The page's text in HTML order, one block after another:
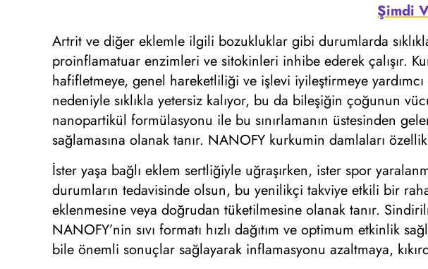
Şimdi
Artrit ve diğer eklemle ilgili bozukluklar gibi durumlarda
proinflamatuar enzimleri ve sitokinleri inhibe ederek çalışır.
hafifletmeye, genel hareketliliği ve işlevi iyileştirmeye
nedeniyle sıklıkla yetersiz kalıyor, bu da bileşiğin çoğunun
nanopartikül formülasyonu ile bu sınırlamanın üstesinden
sağlamasına olanak tanır. NANOFY kurkumin damlaları
İster yaşa bağlı eklem sertliğiyle uğraşırken, ister spor
durumların tedavisinde olsun, bu yenilikçi takviye etkili bir
eklenmesine veya doğrudan tüketilmesine olanak tanır.
NANOFY’nin sıvı formatı hızlı dağıtım ve optimum etkinlik
bile önemli sonuçlar sağlayarak inflamasyonu azaltmaya,